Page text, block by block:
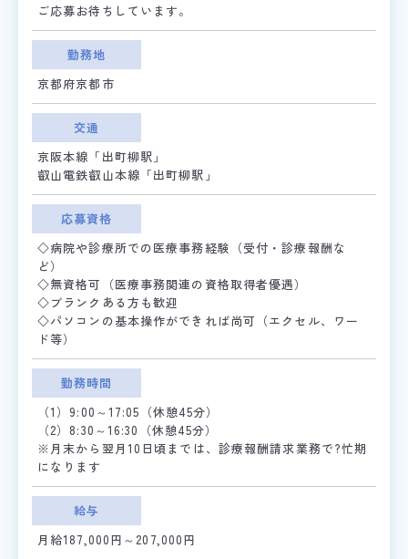
ご応募お待ちしています。
勤務地
京都府京都市
交通
京阪本線「出町柳駅」
叡山電鉄叡山本線「出町柳駅」
応募資格
◇病院や診療所での医療事務経験（受付・診療報酬な
ど）
◇無資格可（医療事務関連の資格取得者優遇）
◇ブランクある方も歓迎
◇パソコンの基本操作ができれば尚可（エクセル、ワー
ド等）
勤務時間
（1）9:00～17:05（休憩45分）
（2）8:30～16:30（休憩45分）
※月末から翌月10日頃までは、診療報酬請求業務で?忙期
になります
給与
月給187,000円～207,000円